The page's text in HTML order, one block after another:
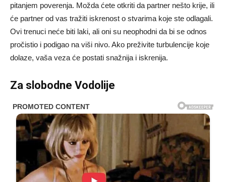
pitanjem poverenja. Možda ćete otkriti da partner nešto krije, ili
će partner od vas tražiti iskrenost o stvarima koje ste odlagali.
Ovi trenuci neće biti laki, ali oni su neophodni da bi se odnos
pročistio i podigao na viši nivo. Ako preživite turbulencije koje
dolaze, vaša veza će postati snažnija i iskrenija.
Za slobodne Vodolije